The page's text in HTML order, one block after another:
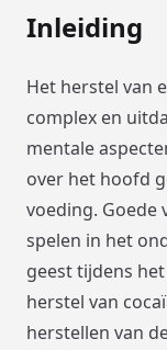
Inleiding
Het herstel van
complex en
mentale
over het hoofd
voeding. Goede
spelen in het
geest tijdens
herstel van
herstellen van